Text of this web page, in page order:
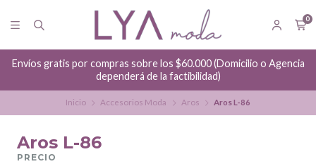
0
Envíos gratis por compras sobre los $60.000 (Domicilio o Agencia
dependerá de la factibilidad)
Inicio Accesorios Moda Aros Aros L-86
Aros L-86
PRECIO